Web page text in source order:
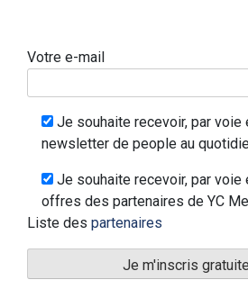
Votre e-mail
Je souhaite recevoir, par voie
newsletter de people au
Je souhaite recevoir, par voie
offres des partenaires de YC
Liste des partenaires